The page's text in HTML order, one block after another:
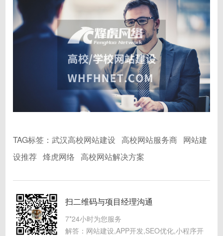
TAG标签：武汉高校网站建设 高校网站服务商 网站建
设推荐 烽虎网络 高校网站解决方案
扫二维码与项目经理沟通
7*24小时为您服务
解答：网站建设,APP开发,SEO优化,小程序开